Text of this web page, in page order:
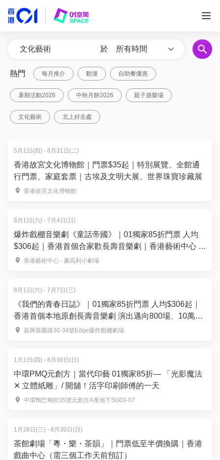
於 所有時間
熱門 每月推介 動漫 自助餐優惠
暑期活動2026 中秋月餅2026 親子遊樂場
文化藝術 北上好去處
5月1日(四) - 8月31日(二)
香港故宮文化博物館｜門票$35起｜特別展覽、全館通
行門票、家庭套票｜古埃及文明大展、世界珠寶珍藏展
香港故宮文化博物館
8月1日(六) - 7月4日(日)
爆炸戲棚音樂劇《童話帝國》｜01獨家85折門票 人均
$306起｜香港首個合家歡長壽音樂劇｜香港藝術中心 麥
高利小劇場上演
香港藝術中心 - 麥高利小劇場
8月1日(六) - 7月7日(三)
《我們的青春日誌》｜01獨家85折門票 人均$306起｜
香港首個本地原創長壽音樂劇 演出邁向800場、10萬觀
眾入場｜爆炸戲棚劇場
葵興葵榮路30-34號Edge爆炸戲棚劇場
1月1日(四) - 8月30日(日)
中環PMQ元創方｜當代印藝 01獨家85折— 「光影魔法
✕ 立體紙雕」/ 開舖！活字印刷師傅的一天
中環鴨巴甸街35號元創方A座地下SG03-07
1月28日(三) - 8月30日(日)
茶館劇場「粵・樂・茶韻」｜門票低至半價換購｜香港
戲曲中心（需三個工作天前預訂）